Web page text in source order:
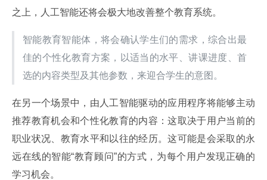
之上，人工智能还将会极大地改善整个教育系统。
智能教育智能体，将会确认学生们的需求，综合出最
佳的个性化教育方案，以适当的水平、讲课进度、首
选的内容类型及其他参数，来迎合学生的意图。
在另一个场景中，由人工智能驱动的应用程序将能够主动
推荐教育机会和个性化教育的内容：这取决于用户当前的
职业状况、教育水平和以往的经历。这可能是会采取的永
远在线的智能“教育顾问”的方式，为每个用户发现正确的
学习机会。